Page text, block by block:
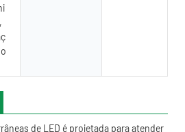
de LED é projetada para atender